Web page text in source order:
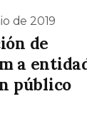
de 2019
de
a
público